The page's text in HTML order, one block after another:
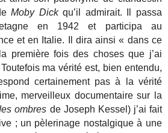
Moby Dickqu’il admirait. Il passa
en 1942 et participa au
et en Italie. Il dira ainsi « dans ce
première fois des choses que j’ai
ma vérité est, bien entendu,
certainement pas à la vérité
merveilleux documentaire sur la
ombres de Joseph Kessel) j’ai fait
; un pèlerinage nostalgique à une